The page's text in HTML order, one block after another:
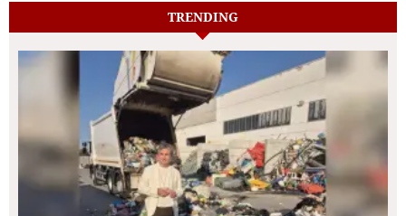
TRENDING